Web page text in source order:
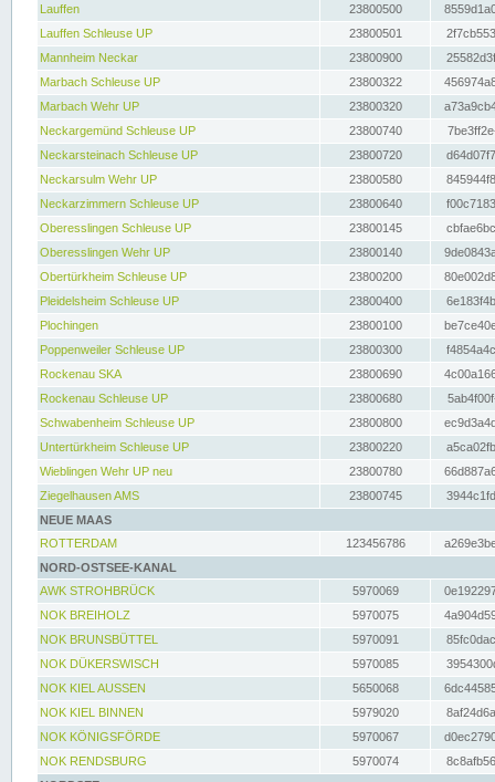
Lauffen
23800500
Lauffen Schleuse UP
23800501
Mannheim Neckar
23800900
Marbach Schleuse UP
23800322
Marbach Wehr UP
23800320
Neckargemünd Schleuse UP
23800740
Neckarsteinach Schleuse UP
23800720
Neckarsulm Wehr UP
23800580
Neckarzimmern Schleuse UP
23800640
Oberesslingen Schleuse UP
23800145
Oberesslingen Wehr UP
23800140
Obertürkheim Schleuse UP
23800200
Pleidelsheim Schleuse UP
23800400
Plochingen
23800100
Poppenweiler Schleuse UP
23800300
Rockenau SKA
23800690
Rockenau Schleuse UP
23800680
Schwabenheim Schleuse UP
23800800
Untertürkheim Schleuse UP
23800220
Wieblingen Wehr UP neu
23800780
Ziegelhausen AMS
23800745
NEUE MAAS
ROTTERDAM
123456786
NORD-OSTSEE-KANAL
AWK STROHBRÜCK
5970069
NOK BREIHOLZ
5970075
NOK BRUNSBÜTTEL
5970091
NOK DÜKERSWISCH
5970085
NOK KIEL AUSSEN
5650068
NOK KIEL BINNEN
5979020
NOK KÖNIGSFÖRDE
5970067
NOK RENDSBURG
5970074